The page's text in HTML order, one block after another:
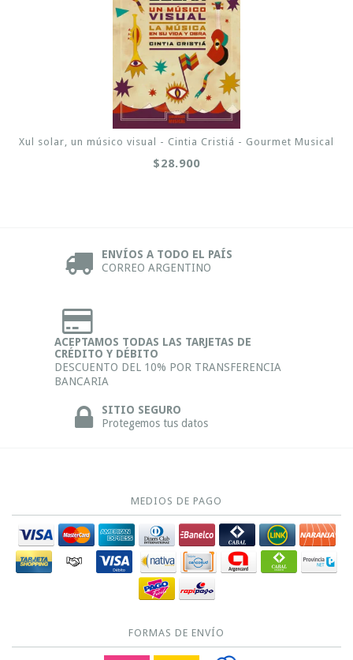
Xul solar, un músico visual - Cintia Cristiá - Gourmet Musical
$28.900
ENVÍOS A TODO EL PAÍS
CORREO ARGENTINO
ACEPTAMOS TODAS LAS TARJETAS DE
CRÉDITO Y DÉBITO
DESCUENTO DEL 10% POR TRANSFERENCIA
BANCARIA
SITIO SEGURO
Protegemos tus datos
MEDIOS DE PAGO
FORMAS DE ENVÍO